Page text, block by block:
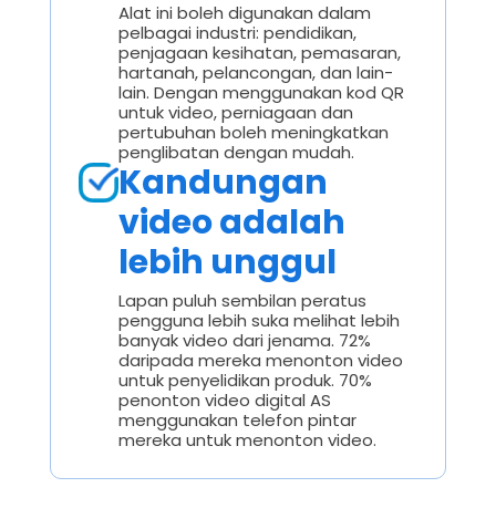
Alat ini boleh digunakan dalam
pelbagai industri: pendidikan,
penjagaan kesihatan, pemasaran,
hartanah, pelancongan, dan lain-
lain. Dengan menggunakan kod QR
untuk video, perniagaan dan
pertubuhan boleh meningkatkan
penglibatan dengan mudah.
Kandungan
video adalah
lebih unggul
Lapan puluh sembilan peratus
pengguna lebih suka melihat lebih
banyak video dari jenama. 72%
daripada mereka menonton video
untuk penyelidikan produk. 70%
penonton video digital AS
menggunakan telefon pintar
mereka untuk menonton video.